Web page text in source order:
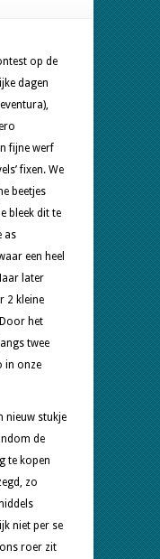
op de
dagen
fijne werf
fixen. We
beetjes
bleek dit te
as
een heel
later
2 kleine
het
twee
in onze
nieuw stukje
de
te kopen
zo
niet per se
roer zit